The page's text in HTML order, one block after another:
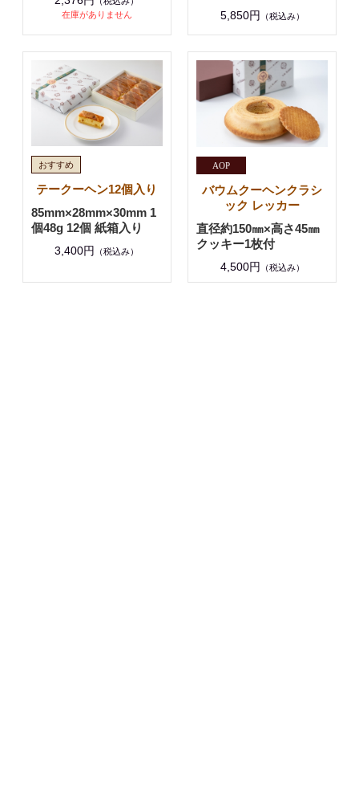
在庫がありません
5,850円 （税込み）
テークーヘン12個入り
85mm×28mm×30mm 1
個48g 12個 紙箱入り
3,400円 （税込み）
バウムクーヘンクラシ
ック レッカー
直径約150㎜×高さ45㎜
クッキー1枚付
4,500円 （税込み）